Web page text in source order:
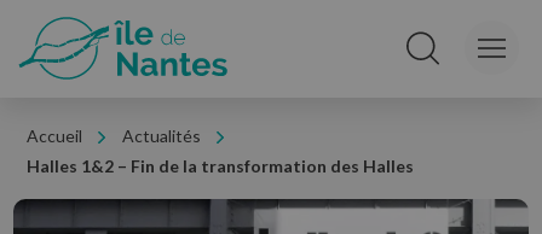
Accueil
Actualités
Halles 1&2 – Fin de la transformation des Halles
Panneau de gestion des cookies